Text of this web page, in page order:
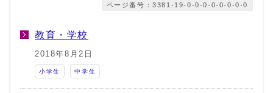
ページ番号：3381-19-0-0-0-0-0-0-0-0
教育・学校
2018年8月2日
小学生 中学生